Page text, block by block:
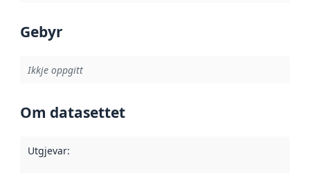
Gebyr
Ikkje oppgitt
Om datasettet
Utgjevar: